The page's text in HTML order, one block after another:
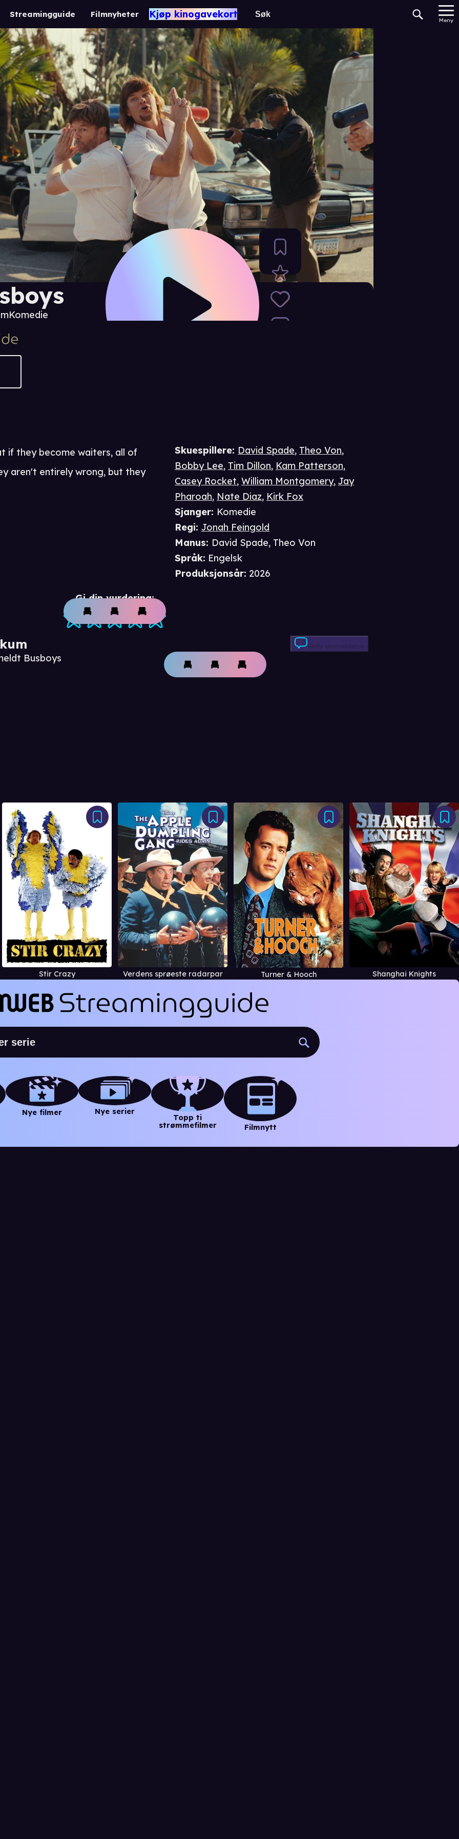
Streamingguide Filmnyheter Kjøp kinogavekort
Meny
Komedie
Gi din vurdering:
Busboys
Skriv anmeldelse
Skuespillere: David Spade, Theo Von,
Bobby Lee, Tim Dillon, Kam Patterson,
Casey Rocket,William Montgomery,Jay
Pharoah, Nate Diaz, Kirk Fox
Sjanger: Komedie
Regi:Jonah Feingold
Manus: David Spade, Theo Von
Språk: Engelsk
Produksjonsår: 2026
if they become waiters, all of
aren't entirely wrong, but they
Stir Crazy
Verdens sprøeste radarpar Turner & Hooch Shanghai Knights
Nye filmer Nye serier
Topp ti
strømmefilmer
Filmnytt